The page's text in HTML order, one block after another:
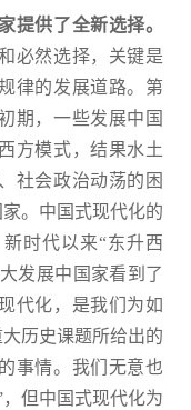
提供了全新选择。
必然选择，关键是
律的发展道路。第
期，一些发展中国
方模式，结果水土
社会政治动荡的困
。中国式现代化的
时代以来“东升西
发展中国家看到了
代化，是我们为如
历史课题所给出的
事情。我们无意也
但中国式现代化为